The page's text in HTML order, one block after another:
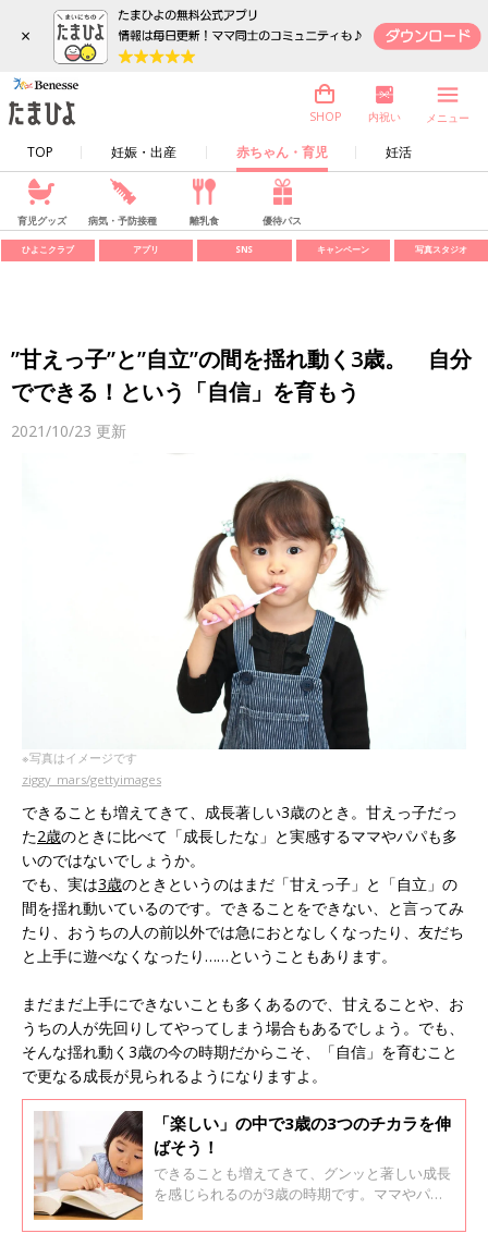
×
TOP 妊娠・出産 赤ちゃん・育児 妊活
SHOP 内祝い メニュー
育児グッズ 病気・予防接種 離乳食 優待パス
ひよこクラブ アプリ SNS キャンペーン 写真スタジオ
”甘えっ子”と”自立”の間を揺れ動く3歳。 自分
でできる！という「自信」を育もう
2021/10/23 更新
※写真はイメージです
ziggy_mars/gettyimages
できることも増えてきて、成長著しい3歳のとき。甘えっ子だっ
た2歳のときに比べて「成長したな」と実感するママやパパも多
いのではないでしょうか。
でも、実は3歳のときというのはまだ「甘えっ子」と「自立」の
間を揺れ動いているのです。できることをできない、と言ってみ
たり、おうちの人の前以外では急におとなしくなったり、友だち
と上手に遊べなくなったり……ということもあります。
まだまだ上手にできないことも多くあるので、甘えることや、お
うちの人が先回りしてやってしまう場合もあるでしょう。でも、
そんな揺れ動く3歳の今の時期だからこそ、「自信」を育むこと
で更なる成長が見られるようになりますよ。
「楽しい」の中で3歳の3つのチカラを伸
ばそう！
できることも増えてきて、グンッと著しい成長
を感じられるのが3歳の時期です。ママやパパ
したな」と実感することが多いのではないでし